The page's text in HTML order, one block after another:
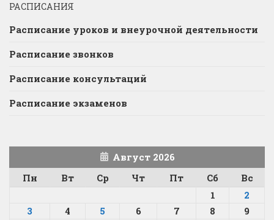
РАСПИСАНИЯ
Расписание уроков и внеурочной деятельности
Расписание звонков
Расписание консультаций
Расписание экзаменов
Август 2026
Пн
Вт Ср Чт Пт Сб
Вс
1
2
3
4 5 6 7 8
9